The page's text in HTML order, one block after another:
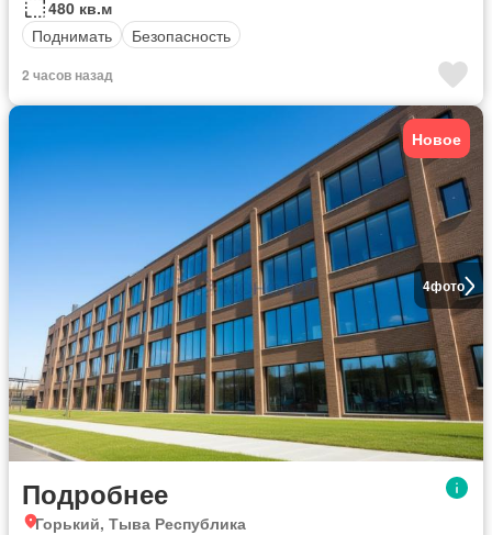
480 кв.м
Поднимать
Безопасность
2 часов назад
4фото
Новое
Подробнее
Горький, Тыва Республика